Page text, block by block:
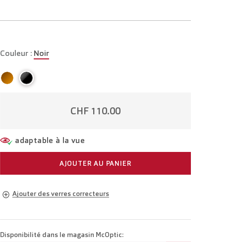
Couleur : Noir
CHF 110.00
adaptable à la vue
AJOUTER AU PANIER
Ajouter des verres correcteurs
Lunettes avec verres unifocaux
Disponibilité dans le magasin McOptic: